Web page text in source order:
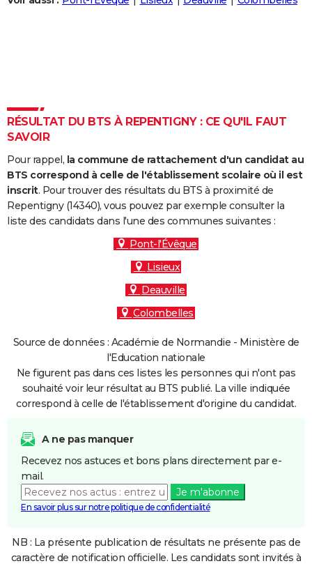
Carte de Noël
Carte Bonne année
Carte Saint-Valentin
Carte Pâques
Carte d'anniversaire
Dictionnaire
Biographies
Citations
Expressions
Proverbes
PROGRAMME TV
COPAINS D'AVANT
S'inscrire
Se connecter
Lycées
Collèges
Primaires
Universités
Entreprises
Service militaire
Avis de recherche
AVIS DE DÉCÈS
RÉSULTAT DU BTS À REPENTIGNY : CE QU'IL FAUT
SAVOIR
Pour rappel, la commune de rattachement d'un candidat au
BTS correspond à celle de l'établissement scolaire où il est
inscrit. Pour trouver des résultats du BTS à proximité de
Repentigny (14340), vous pouvez par exemple consulter la
liste des candidats dans l'une des communes suivantes :
Pont-l'Évêque
Lisieux
Deauville
Colombelles
Source de données : Académie de Normandie - Ministère de
l'Education nationale
Ne figurent pas dans ces listes les personnes qui n'ont pas
souhaité voir leur résultat au BTS publié. La ville indiquée
correspond à celle de l'établissement d'origine du candidat.
A ne pas manquer
Recevez nos astuces et bons plans directement par e-
mail.
Je m'abonne
En savoir plus sur notre politique de confidentialité
NB : La présente publication de résultats ne présente pas de
caractère de notification officielle. Les candidats sont invités à